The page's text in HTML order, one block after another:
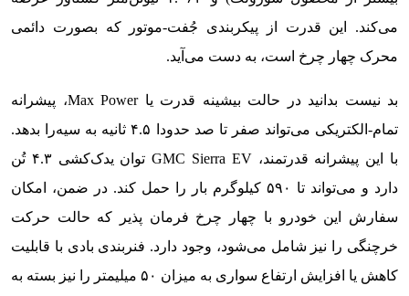
می‌کند. این قدرت از پیکربندی جُفت-موتور که بصورت دائمی
محرک چهار چرخ است، به دست می‌آید.
بد نیست بدانید در حالت بیشینه قدرت یا Max Power، پیشرانه
تمام-الکتریکی می‌تواند صفر تا صد حدودا ۴.۵ ثانیه به سیه‌را بدهد.
با این پیشرانه قدرتمند، GMC Sierra EV توان یدک‌کشی ۴.۳ تُن
دارد و می‌تواند تا ۵۹۰ کیلوگرم بار را حمل کند. در ضمن، امکان
سفارش این خودرو با چهار چرخ فرمان پذیر که حالت حرکت
خرچنگی را نیز شامل می‌شود، وجود دارد. فنربندی بادی با قابلیت
کاهش یا افزایش ارتفاع سواری به میزان ۵۰ میلیمتر را نیز بسته به